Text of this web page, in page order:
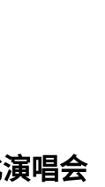
唱会